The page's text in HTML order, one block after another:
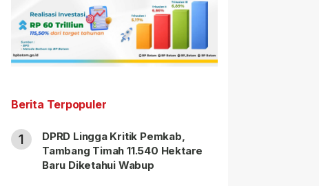
Berita Terpopuler
1
DPRD Lingga Kritik Pemkab,
Tambang Timah 11.540 Hektare
Baru Diketahui Wabup